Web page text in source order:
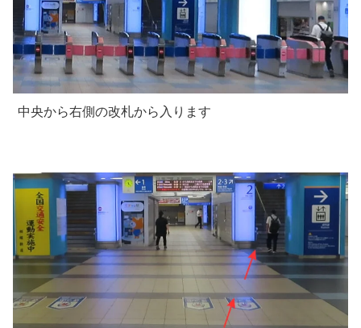
中央から右側の改札から入ります